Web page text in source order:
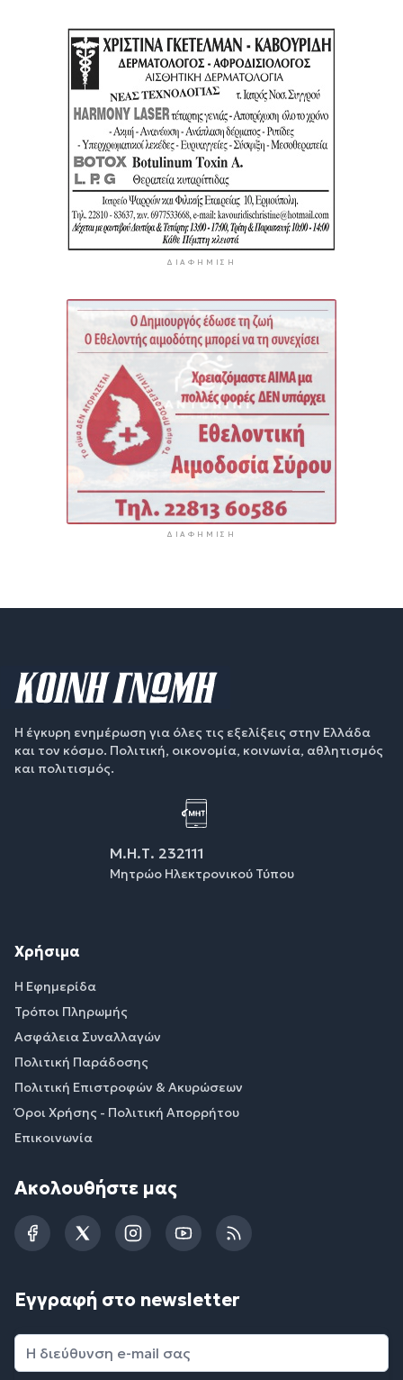
ΔΙΑΦΉΜΙΣΗ
ΔΙΑΦΉΜΙΣΗ
Η έγκυρη ενημέρωση για όλες τις εξελίξεις στην Ελλάδα
και τον κόσμο. Πολιτική, οικονομία, κοινωνία, αθλητισμός
και πολιτισμός.
Μ.Η.Τ. 232111
Μητρώο Ηλεκτρονικού Τύπου
Χρήσιμα
Η Εφημερίδα
Τρόποι Πληρωμής
Ασφάλεια Συναλλαγών
Πολιτική Παράδοσης
Πολιτική Επιστροφών & Ακυρώσεων
Όροι Χρήσης - Πολιτική Απορρήτου
Επικοινωνία
Ακολουθήστε μας
FacebookTwitterInstagramYouTubeRSS
Εγγραφή στο newsletter